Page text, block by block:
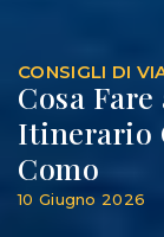
CONSIGLI DI
Cosa
Itinerario
Como
10 Giugno 2026